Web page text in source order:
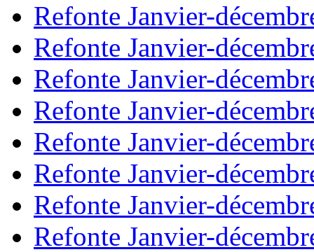
Refonte Janvier-
Refonte Janvier-
Refonte Janvier-
Refonte Janvier-
Refonte Janvier-
Refonte Janvier-
Refonte Janvier-
Refonte Janvier-